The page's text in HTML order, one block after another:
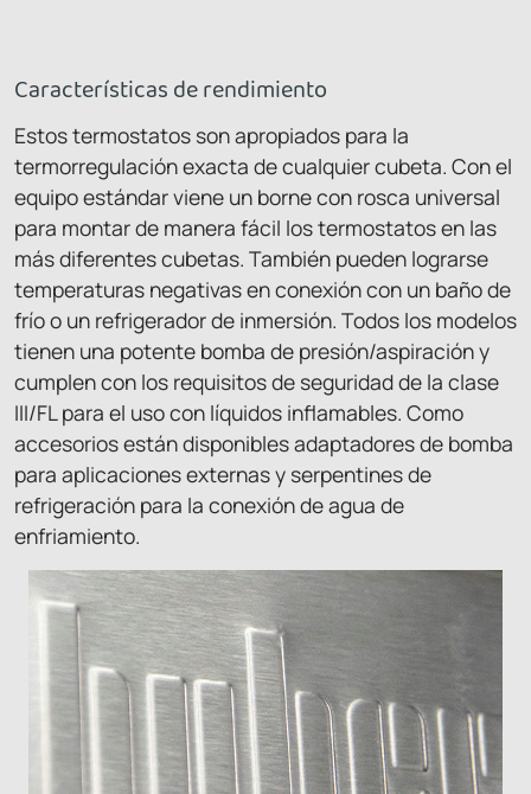
Características de rendimiento
Estos termostatos son apropiados para la
termorregulación exacta de cualquier cubeta. Con el
equipo estándar viene un borne con rosca universal
para montar de manera fácil los termostatos en las
más diferentes cubetas. También pueden lograrse
temperaturas negativas en conexión con un baño de
frío o un refrigerador de inmersión. Todos los modelos
tienen una potente bomba de presión/aspiración y
cumplen con los requisitos de seguridad de la clase
III/FL para el uso con líquidos inflamables. Como
accesorios están disponibles adaptadores de bomba
para aplicaciones externas y serpentines de
refrigeración para la conexión de agua de
enfriamiento.